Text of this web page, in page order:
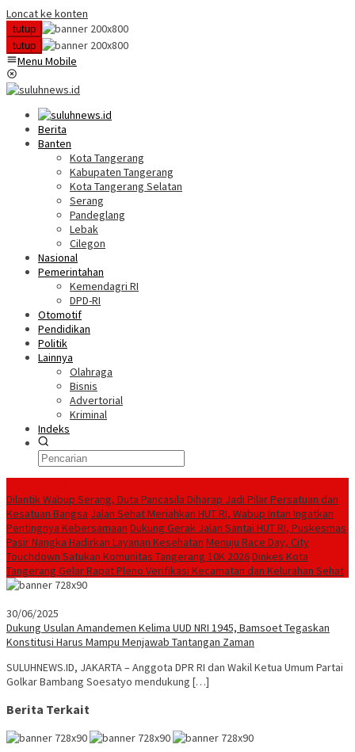
Loncat ke konten
tutup
tutup
Menu Mobile
Berita
Banten
Kota Tangerang
Kabupaten Tangerang
Kota Tangerang Selatan
Serang
Pandeglang
Lebak
Cilegon
Nasional
Pemerintahan
Kemendagri RI
DPD-RI
Otomotif
Pendidikan
Politik
Lainnya
Olahraga
Bisnis
Advertorial
Kriminal
Indeks
Dilantik Wabup Serang, Duta Pancasila Diharap Jadi Pilar Persatuan dan
Kesatuan Bangsa Jalan Sehat Meriahkan HUT RI, Wabup Intan Ingatkan
Pentingnya Kebersamaan Dukung Gerak Jalan Santai HUT RI, Puskesmas
Pasir Nangka Hadirkan Layanan Kesehatan Menuju Race Day, City
Touchdown Satukan Komunitas Tangerang 10K 2026Dinkes Kota
Tangerang Gelar Rapat Pleno Verifikasi Kecamatan dan Kelurahan Sehat
30/06/2025
Dukung Usulan Amandemen Kelima UUD NRI 1945, Bamsoet Tegaskan
Konstitusi Harus Mampu Menjawab Tantangan Zaman
SULUHNEWS.ID, JAKARTA – Anggota DPR RI dan Wakil Ketua Umum Partai
Golkar Bambang Soesatyo mendukung […]
Berita Terkait